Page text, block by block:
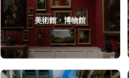
美術館・博物館